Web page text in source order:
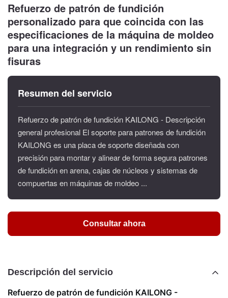
Refuerzo de patrón de fundición
personalizado para que coincida con las
especificaciones de la máquina de moldeo
para una integración y un rendimiento sin
fisuras
Resumen del servicio
Refuerzo de patrón de fundición KAILONG - Descripción
general profesional El soporte para patrones de fundición
KAILONG es una placa de soporte diseñada con
precisión para montar y alinear de forma segura patrones
de fundición en arena, cajas de núcleos y sistemas de
compuertas en máquinas de moldeo ...
Consultar ahora
Descripción del servicio
Refuerzo de patrón de fundición KAILONG -